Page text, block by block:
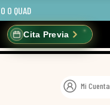
O QUAD
Cita Previa
Mi Cuenta